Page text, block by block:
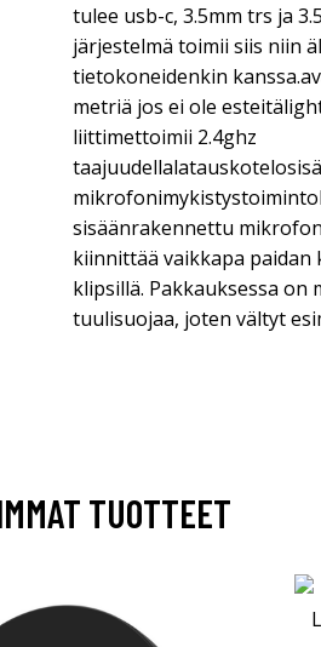
tulee usb-c, 3.5mm trs ja
järjestelmä toimii siis niin
tietokoneidenkin
metriä jos ei ole
liittimettoimii 2.4ghz
sisäänrakennettu
kiinnittää vaikkapa paidan
klipsillä. Pakkauksessa on
tuulisuojaa, joten vältyt
TUOTTEET